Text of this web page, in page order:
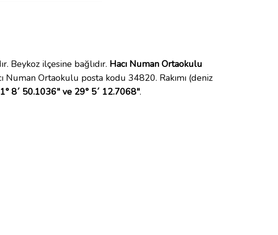
ilçesine bağlıdır. Hacı Numan Ortaokulu
Ortaokulu posta kodu 34820. Rakımı (deniz
8´ 50.1036" ve 29° 5´ 12.7068".